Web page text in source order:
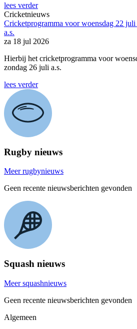
lees verder
Cricketnieuws
Cricketprogramma voor woensdag 22
a.s.
za 18 jul 2026
Hierbij het cricketprogramma voor
zondag 26 juli a.s.
lees verder
Rugby nieuws
Meer rugbynieuws
Geen recente nieuwsberichten gevonden
Squash nieuws
Meer squashnieuws
Geen recente nieuwsberichten gevonden
Algemeen